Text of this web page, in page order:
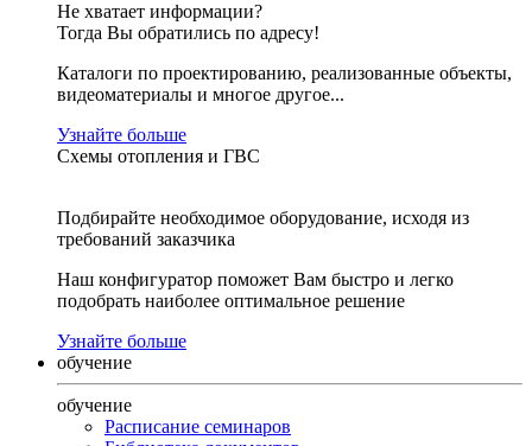
Не хватает информации?
Тогда Вы обратились по адресу!
Каталоги по проектированию, реализованные объекты,
видеоматериалы и многое другое...
Узнайте больше
Схемы отопления и ГВС
Подбирайте необходимое оборудование, исходя из
требований заказчика
Наш конфигуратор поможет Вам быстро и легко
подобрать наиболее оптимальное решение
Узнайте больше
обучение
обучение
Расписание семинаров